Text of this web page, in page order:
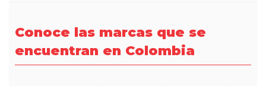
Conoce las marcas que se
encuentran en Colombia